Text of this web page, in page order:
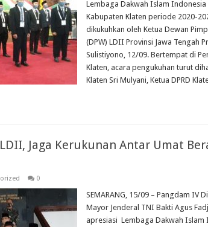
Lembaga Dakwah Islam Indonesia
Kabupaten Klaten periode 2020-
dikukuhkan oleh Ketua Dewan
(DPW) LDII Provinsi Jawa Tengah
Sulistiyono, 12/09. Bertempat di
Klaten, acara pengukuhan turut
Klaten Sri Mulyani, Ketua DPRD
Jaga Kerukunan Antar Umat
0
SEMARANG, 15/09 – Pangdam IV
Mayor Jenderal TNI Bakti Agus
apresiasi Lembaga Dakwah Islam